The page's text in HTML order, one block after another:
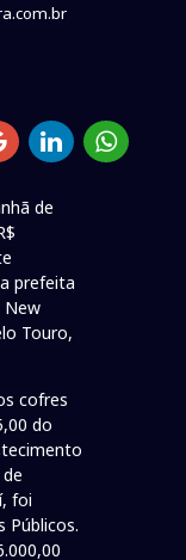
de
prefeita
New
Touro,
cofres
do
foi
Públicos.